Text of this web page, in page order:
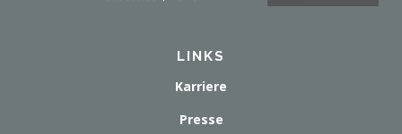
LINKS
Karriere
Presse